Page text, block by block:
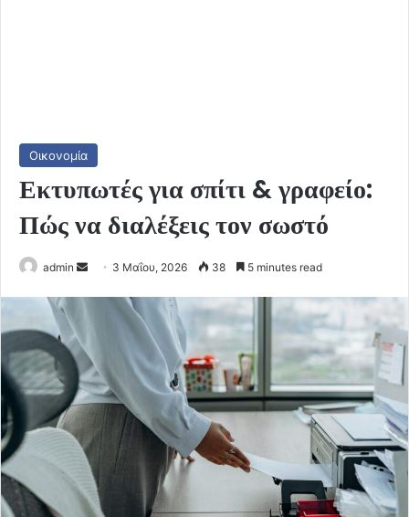
Οικονομία
Εκτυπωτές για σπίτι & γραφείο:
Πώς να διαλέξεις τον σωστό
admin
Send 3 Μαΐου, 2026 38 5 minutes read